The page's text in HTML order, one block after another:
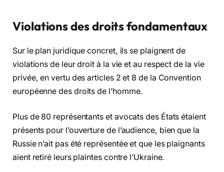
Violations des droits fondamentaux
Sur le plan juridique concret, ils se plaignent de
violations de leur droit à la vie et au respect de la vie
privée, en vertu des articles 2 et 8 de la Convention
européenne des droits de l’homme.
Plus de 80 représentants et avocats des États étaient
présents pour l’ouverture de l’audience, bien que la
Russie n’ait pas été représentée et que les plaignants
aient retiré leurs plaintes contre l’Ukraine.